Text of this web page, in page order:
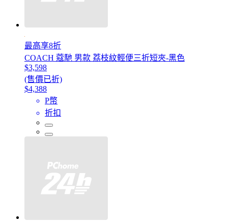
最高享8折
COACH 蔻馳 男款 荔枝紋輕便三折短夾-黑色
$3,598
(售價已折)
$4,388
P幣
折扣